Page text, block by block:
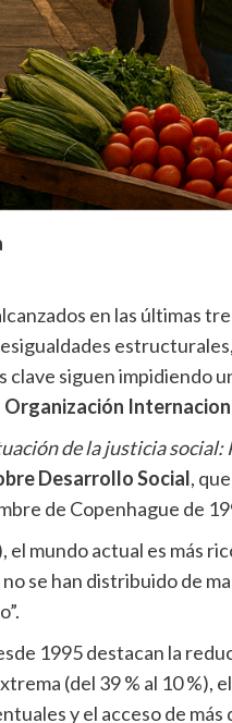
en las últimas
siguen impidiendo
Organización
de la justicia social:
Desarrollo Social,
de Copenhague de
mundo actual es más
se han distribuido de
1995 destacan la
(del 39 % al 10
y el acceso de